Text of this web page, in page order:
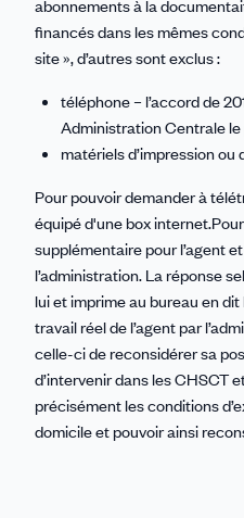
abonnements à la
financés dans les mêmes
site », d’autres sont exclus :
téléphone – l’accord de
Administration Centrale
matériels d’impression
Pour pouvoir demander à
équipé d'une box internet.Pour
supplémentaire pour l’agent
l’administration. La réponse
lui et imprime au bureau en
travail réel de l’agent par
celle-ci de reconsidérer sa
d’intervenir dans les CHSCT
précisément les conditions
domicile et pouvoir ainsi